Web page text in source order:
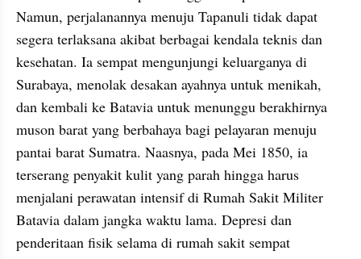
Namun, perjalanannya menuju Tapanuli tidak dapat
segera terlaksana akibat berbagai kendala teknis dan
kesehatan. Ia sempat mengunjungi keluarganya di
Surabaya, menolak desakan ayahnya untuk menikah,
dan kembali ke Batavia untuk menunggu berakhirnya
muson barat yang berbahaya bagi pelayaran menuju
pantai barat Sumatra. Naasnya, pada Mei 1850, ia
terserang penyakit kulit yang parah hingga harus
menjalani perawatan intensif di Rumah Sakit Militer
Batavia dalam jangka waktu lama. Depresi dan
penderitaan fisik selama di rumah sakit sempat